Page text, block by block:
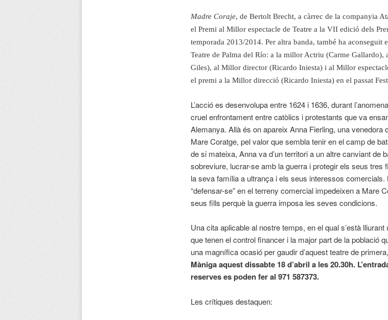
Madre Coraje, de Bertolt Brecht, a càrrec de la companyia
el Premi al Millor espectacle de Teatre a la VII edició dels
temporada 2013/2014. Per altra banda, també ha aconseguit
Teatre de Palma del Río: a la millor Actriu (Carme Gallardo),
Giles), al Millor director (Ricardo Iniesta) i al Millor
el premi a la Millor direcció (Ricardo Iniesta) en el passat
L’acció es desenvolupa entre 1624 i 1636, durant
cruel enfrontament entre catòlics i protestants que va
Alemanya. Allà és on apareix Anna Fierling, una venedora
Mare Coratge, pel valor que sembla tenir en el camp de
de si mateixa, Anna va d’un territori a un altre canviant de
sobreviure, lucrar-se amb la guerra i protegir els seus tres
la seva família a ultrança i els seus interessos comercials.
“defensar-se” en el terreny comercial impedeixen a Mare
seus fills perquè la guerra imposa les seves condicions.
Una cita aplicable al nostre temps, en el qual s’està
que tenen el control financer i la major part de la població
una magnífica ocasió per gaudir d’aquest teatre de
Màniga aquest dissabte 18 d’abril a les 20.30h.
reserves es poden fer al 971 587373.
Les crítiques destaquen: